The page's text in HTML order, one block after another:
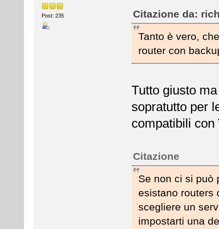
Post: 235
Citazione da:
Tanto è vero,
router con
Tutto giusto
sopratutto per
compatibili
Citazione
Se non ci si può
esistano routers
scegliere un
impostarti una